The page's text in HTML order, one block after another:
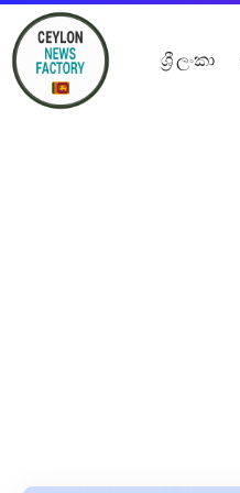
ශ්‍රී ලංකා